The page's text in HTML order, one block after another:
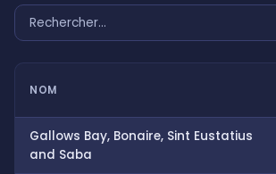
NOM
Gallows Bay, Bonaire, Sint Eustatius
and Saba